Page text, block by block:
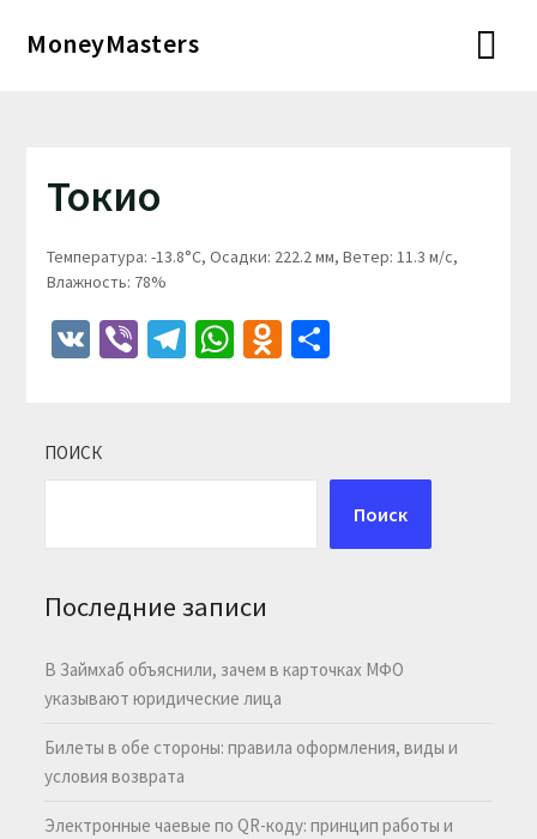
MoneyMasters
Токио
Температура: -13.8°C, Осадки: 222.2 мм, Ветер: 11.3 м/с,
Влажность: 78%
VKViberTelegram
WhatsApp
Odnoklassniki
Отправить
ПОИСК
Поиск
Последние записи
В Займхаб объяснили, зачем в карточках МФО
указывают юридические лица
Билеты в обе стороны: правила оформления, виды и
условия возврата
Электронные чаевые по QR-коду: принцип работы и